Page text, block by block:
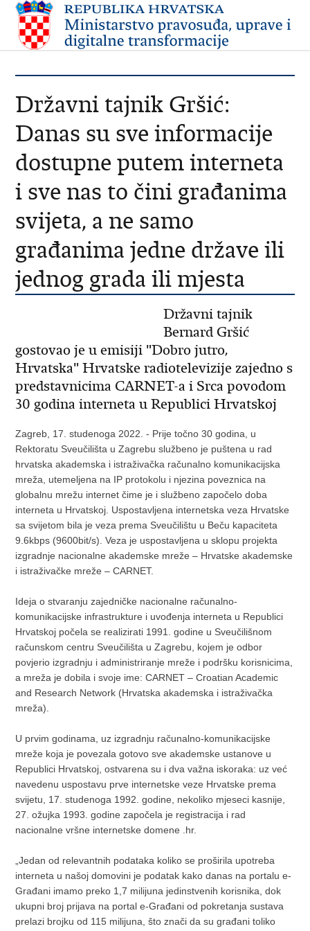
Državni tajnik Gršić:
Danas su sve informacije
dostupne putem interneta
i sve nas to čini građanima
svijeta, a ne samo
građanima jedne države ili
jednog grada ili mjesta
Državni tajnik
Bernard Gršić
gostovao je u emisiji "Dobro jutro,
Hrvatska" Hrvatske radiotelevizije zajedno s
predstavnicima CARNET-a i Srca povodom
30 godina interneta u Republici Hrvatskoj
Zagreb, 17. studenoga 2022. - Prije točno 30 godina, u
Rektoratu Sveučilišta u Zagrebu službeno je puštena u rad
hrvatska akademska i istraživačka računalno komunikacijska
mreža, utemeljena na IP protokolu i njezina poveznica na
globalnu mrežu internet čime je i službeno započelo doba
interneta u Hrvatskoj. Uspostavljena internetska veza Hrvatske
sa svijetom bila je veza prema Sveučilištu u Beču kapaciteta
9.6kbps (9600bit/s). Veza je uspostavljena u sklopu projekta
izgradnje nacionalne akademske mreže – Hrvatske akademske
i istraživačke mreže – CARNET.
Ideja o stvaranju zajedničke nacionalne računalno-
komunikacijske infrastrukture i uvođenja interneta u Republici
Hrvatskoj počela se realizirati 1991. godine u Sveučilišnom
računskom centru Sveučilišta u Zagrebu, kojem je odbor
povjerio izgradnju i administriranje mreže i podršku korisnicima,
a mreža je dobila i svoje ime: CARNET – Croatian Academic
and Research Network (Hrvatska akademska i istraživačka
mreža).
U prvim godinama, uz izgradnju računalno-komunikacijske
mreže koja je povezala gotovo sve akademske ustanove u
Republici Hrvatskoj, ostvarena su i dva važna iskoraka: uz već
navedenu uspostavu prve internetske veze Hrvatske prema
svijetu, 17. studenoga 1992. godine, nekoliko mjeseci kasnije,
27. ožujka 1993. godine započela je registracija i rad
nacionalne vršne internetske domene .hr.
„Jedan od relevantnih podataka koliko se proširila upotreba
interneta u našoj domovini je podatak kako danas na portalu e-
Građani imamo preko 1,7 milijuna jedinstvenih korisnika, dok
ukupni broj prijava na portal e-Građani od pokretanja sustava
prelazi brojku od 115 milijuna, što znači da su građani toliko